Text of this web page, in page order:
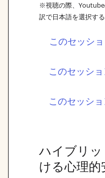
※視聴の際、
訳で日本語を選択する
このセッシ
このセッシ
このセッシ
ハイブリ
ける心理的